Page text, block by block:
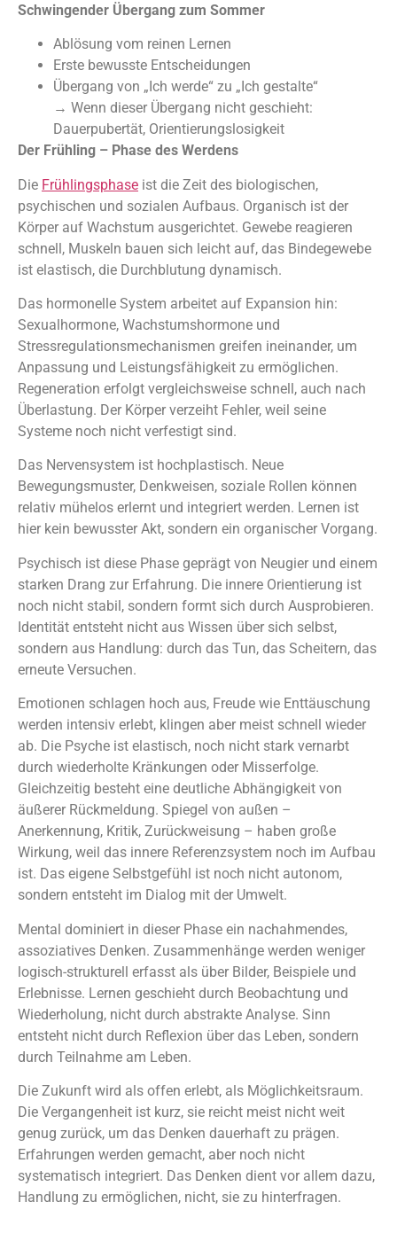
Schwingender Übergang zum Sommer
Ablösung vom reinen Lernen
Erste bewusste Entscheidungen
Übergang von „Ich werde“ zu „Ich gestalte“
→ Wenn dieser Übergang nicht geschieht:
Dauerpubertät, Orientierungslosigkeit
Der Frühling – Phase des Werdens
Die Frühlingsphase ist die Zeit des biologischen,
psychischen und sozialen Aufbaus. Organisch ist der
Körper auf Wachstum ausgerichtet. Gewebe reagieren
schnell, Muskeln bauen sich leicht auf, das Bindegewebe
ist elastisch, die Durchblutung dynamisch.
Das hormonelle System arbeitet auf Expansion hin:
Sexualhormone, Wachstumshormone und
Stressregulationsmechanismen greifen ineinander, um
Anpassung und Leistungsfähigkeit zu ermöglichen.
Regeneration erfolgt vergleichsweise schnell, auch nach
Überlastung. Der Körper verzeiht Fehler, weil seine
Systeme noch nicht verfestigt sind.
Das Nervensystem ist hochplastisch. Neue
Bewegungsmuster, Denkweisen, soziale Rollen können
relativ mühelos erlernt und integriert werden. Lernen ist
hier kein bewusster Akt, sondern ein organischer Vorgang.
Psychisch ist diese Phase geprägt von Neugier und einem
starken Drang zur Erfahrung. Die innere Orientierung ist
noch nicht stabil, sondern formt sich durch Ausprobieren.
Identität entsteht nicht aus Wissen über sich selbst,
sondern aus Handlung: durch das Tun, das Scheitern, das
erneute Versuchen.
Emotionen schlagen hoch aus, Freude wie Enttäuschung
werden intensiv erlebt, klingen aber meist schnell wieder
ab. Die Psyche ist elastisch, noch nicht stark vernarbt
durch wiederholte Kränkungen oder Misserfolge.
Gleichzeitig besteht eine deutliche Abhängigkeit von
äußerer Rückmeldung. Spiegel von außen –
Anerkennung, Kritik, Zurückweisung – haben große
Wirkung, weil das innere Referenzsystem noch im Aufbau
ist. Das eigene Selbstgefühl ist noch nicht autonom,
sondern entsteht im Dialog mit der Umwelt.
Mental dominiert in dieser Phase ein nachahmendes,
assoziatives Denken. Zusammenhänge werden weniger
logisch-strukturell erfasst als über Bilder, Beispiele und
Erlebnisse. Lernen geschieht durch Beobachtung und
Wiederholung, nicht durch abstrakte Analyse. Sinn
entsteht nicht durch Reflexion über das Leben, sondern
durch Teilnahme am Leben.
Die Zukunft wird als offen erlebt, als Möglichkeitsraum.
Die Vergangenheit ist kurz, sie reicht meist nicht weit
genug zurück, um das Denken dauerhaft zu prägen.
Erfahrungen werden gemacht, aber noch nicht
systematisch integriert. Das Denken dient vor allem dazu,
Handlung zu ermöglichen, nicht, sie zu hinterfragen.